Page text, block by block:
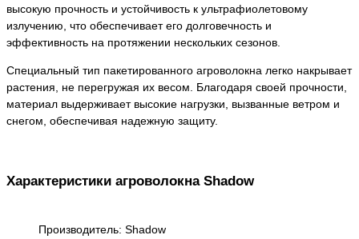
высокую прочность и устойчивость к ультрафиолетовому
излучению, что обеспечивает его долговечность и
эффективность на протяжении нескольких сезонов.
Специальный тип пакетированного агроволокна легко накрывает
растения, не перегружая их весом. Благодаря своей прочности,
материал выдерживает высокие нагрузки, вызванные ветром и
снегом, обеспечивая надежную защиту.
Характеристики агроволокна Shadow
Производитель: Shadow